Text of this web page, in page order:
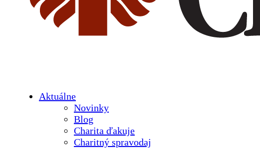
Aktuálne
Novinky
Blog
Charita ďakuje
Charitný spravodaj